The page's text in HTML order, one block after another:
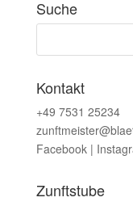
Suche
Kontakt
+49 7531 25234
Facebook|
Zunftstube